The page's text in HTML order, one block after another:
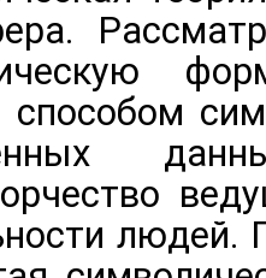
людей.